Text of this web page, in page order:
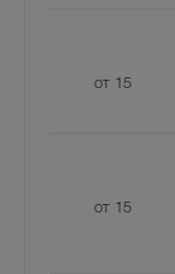
от 15
от 15